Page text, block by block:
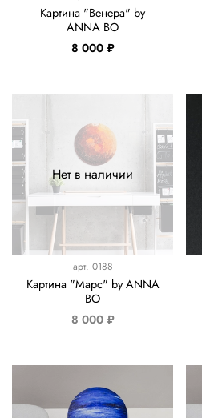
Картина "Венера" by
ANNA BO
8 000 ₽
Нет в наличии
арт. 0188
Картина "Марс" by ANNA
BO
8 000 ₽